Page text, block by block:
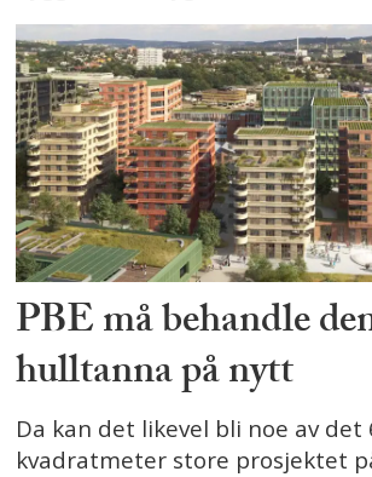
PBE må behandle
hulltanna på nytt
Da kan det likevel bli noe av det
kvadratmeter store prosjektet